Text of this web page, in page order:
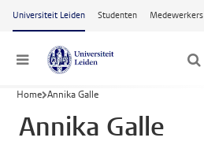
Ga naar hoofdinhoud
Universiteit Leiden Studenten Medewerkers
Menu
Home Annika Galle
Annika Galle